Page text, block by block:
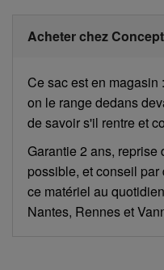
Acheter chez
Ce sac est en magasin
on le range dedans
de savoir s'il rentre et
Garantie 2 ans, reprise
possible, et conseil
ce matériel au
Nantes, Rennes et